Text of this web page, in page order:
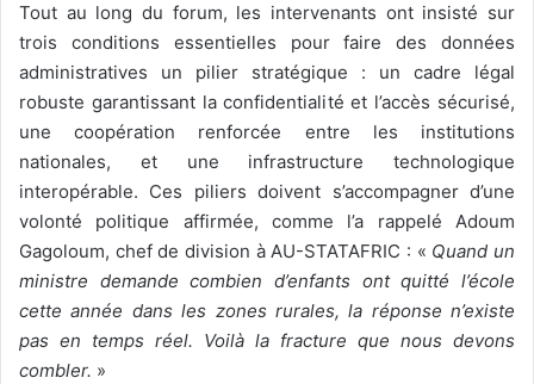
Tout au long du forum, les intervenants ont insisté sur
trois conditions essentielles pour faire des données
administratives un pilier stratégique : un cadre légal
robuste garantissant la confidentialité et l’accès sécurisé,
une coopération renforcée entre les institutions
nationales, et une infrastructure technologique
interopérable. Ces piliers doivent s’accompagner d’une
volonté politique affirmée, comme l’a rappelé Adoum
Gagoloum, chef de division à AU-STATAFRIC : « Quand un
ministre demande combien d’enfants ont quitté l’école
cette année dans les zones rurales, la réponse n’existe
pas en temps réel. Voilà la fracture que nous devons
combler. »